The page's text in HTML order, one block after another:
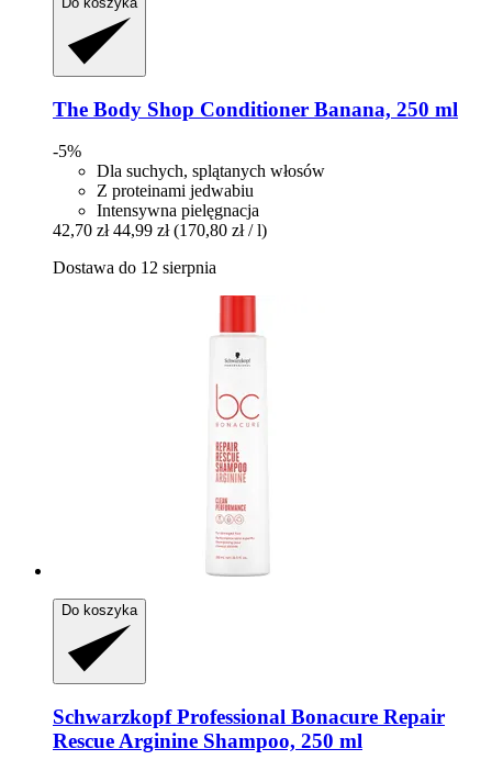
The Body Shop Conditioner Banana, 250 ml
-5%
Dla suchych, splątanych włosów
Z proteinami jedwabiu
Intensywna pielęgnacja
42,70 zł 44,99 zł (170,80 zł / l)
Dostawa do 12 sierpnia
Do koszyka
Schwarzkopf Professional Bonacure Repair
Rescue Arginine Shampoo, 250 ml